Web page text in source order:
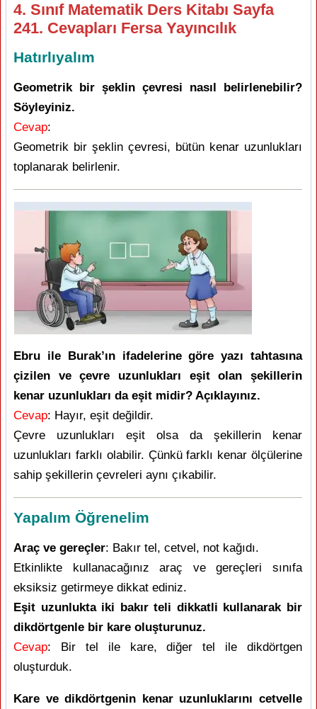
4. Sınıf Matematik Ders Kitabı Sayfa
241. Cevapları Fersa Yayıncılık
Hatırlıyalım
Geometrik bir şeklin çevresi nasıl belirlenebilir?
Söyleyiniz.
Cevap:
Geometrik bir şeklin çevresi, bütün kenar uzunlukları
toplanarak belirlenir.
Ebru ile Burak’ın ifadelerine göre yazı tahtasına
çizilen ve çevre uzunlukları eşit olan şekillerin
kenar uzunlukları da eşit midir? Açıklayınız.
Cevap: Hayır, eşit değildir.
Çevre uzunlukları eşit olsa da şekillerin kenar
uzunlukları farklı olabilir. Çünkü farklı kenar ölçülerine
sahip şekillerin çevreleri aynı çıkabilir.
Yapalım Öğrenelim
Araç ve gereçler: Bakır tel, cetvel, not kağıdı.
Etkinlikte kullanacağınız araç ve gereçleri sınıfa
eksiksiz getirmeye dikkat ediniz.
Eşit uzunlukta iki bakır teli dikkatli kullanarak bir
dikdörtgenle bir kare oluşturunuz.
Cevap: Bir tel ile kare, diğer tel ile dikdörtgen
oluşturduk.
Kare ve dikdörtgenin kenar uzunluklarını cetvelle